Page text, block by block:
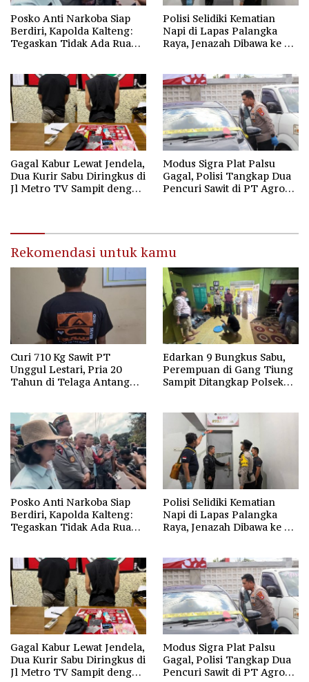
Posko Anti Narkoba Siap
Berdiri, Kapolda Kalteng:
Tegaskan Tidak Ada Ruang
Polisi Selidiki Kematian
Napi di Lapas Palangka
Raya, Jenazah Dibawa ke RS
Gagal Kabur Lewat Jendela,
Dua Kurir Sabu Diringkus di
Jl Metro TV Sampit dengan
Modus Sigra Plat Palsu
Gagal, Polisi Tangkap Dua
Pencuri Sawit di PT Agro
Rekomendasi untuk kamu
Curi 710 Kg Sawit PT
Unggul Lestari, Pria 20
Tahun di Telaga Antang
Edarkan 9 Bungkus Sabu,
Perempuan di Gang Tiung
Sampit Ditangkap Polsek
Posko Anti Narkoba Siap
Berdiri, Kapolda Kalteng:
Tegaskan Tidak Ada Ruang
Polisi Selidiki Kematian
Napi di Lapas Palangka
Raya, Jenazah Dibawa ke RS
Gagal Kabur Lewat Jendela,
Dua Kurir Sabu Diringkus di
Jl Metro TV Sampit dengan
Modus Sigra Plat Palsu
Gagal, Polisi Tangkap Dua
Pencuri Sawit di PT Agro